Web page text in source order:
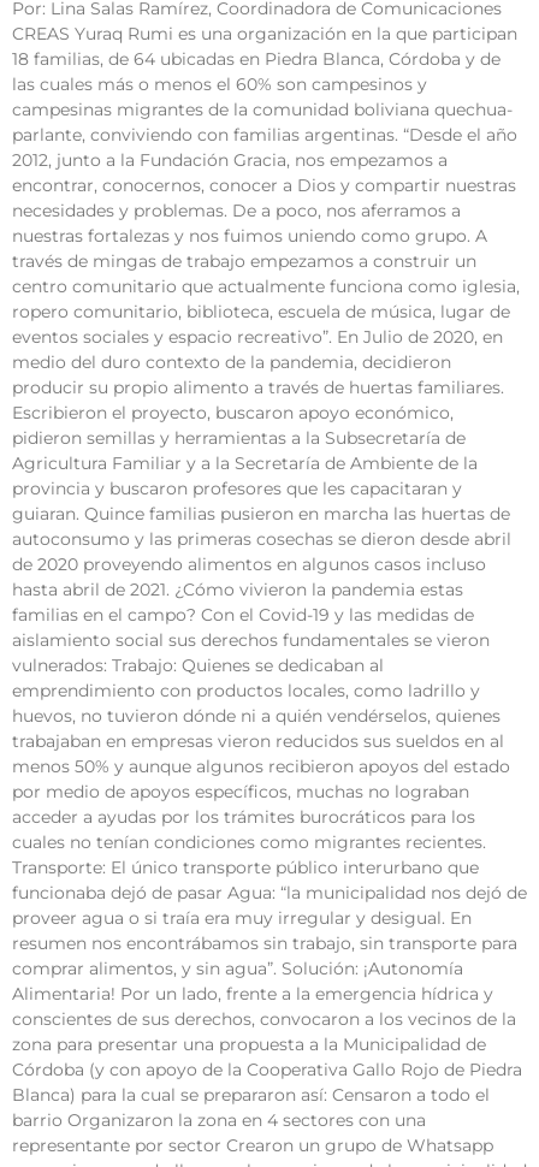
Por: Lina Salas Ramírez, Coordinadora de Comunicaciones
CREAS Yuraq Rumi es una organización en la que participan
18 familias, de 64 ubicadas en Piedra Blanca, Córdoba y de
las cuales más o menos el 60% son campesinos y
campesinas migrantes de la comunidad boliviana quechua-
parlante, conviviendo con familias argentinas. “Desde el año
2012, junto a la Fundación Gracia, nos empezamos a
encontrar, conocernos, conocer a Dios y compartir nuestras
necesidades y problemas. De a poco, nos aferramos a
nuestras fortalezas y nos fuimos uniendo como grupo. A
través de mingas de trabajo empezamos a construir un
centro comunitario que actualmente funciona como iglesia,
ropero comunitario, biblioteca, escuela de música, lugar de
eventos sociales y espacio recreativo”. En Julio de 2020, en
medio del duro contexto de la pandemia, decidieron
producir su propio alimento a través de huertas familiares.
Escribieron el proyecto, buscaron apoyo económico,
pidieron semillas y herramientas a la Subsecretaría de
Agricultura Familiar y a la Secretaría de Ambiente de la
provincia y buscaron profesores que les capacitaran y
guiaran. Quince familias pusieron en marcha las huertas de
autoconsumo y las primeras cosechas se dieron desde abril
de 2020 proveyendo alimentos en algunos casos incluso
hasta abril de 2021. ¿Cómo vivieron la pandemia estas
familias en el campo? Con el Covid-19 y las medidas de
aislamiento social sus derechos fundamentales se vieron
vulnerados: Trabajo: Quienes se dedicaban al
emprendimiento con productos locales, como ladrillo y
huevos, no tuvieron dónde ni a quién vendérselos, quienes
trabajaban en empresas vieron reducidos sus sueldos en al
menos 50% y aunque algunos recibieron apoyos del estado
por medio de apoyos específicos, muchas no lograban
acceder a ayudas por los trámites burocráticos para los
cuales no tenían condiciones como migrantes recientes.
Transporte: El único transporte público interurbano que
funcionaba dejó de pasar Agua: “la municipalidad nos dejó de
proveer agua o si traía era muy irregular y desigual. En
resumen nos encontrábamos sin trabajo, sin transporte para
comprar alimentos, y sin agua”. Solución: ¡Autonomía
Alimentaria! Por un lado, frente a la emergencia hídrica y
conscientes de sus derechos, convocaron a los vecinos de la
zona para presentar una propuesta a la Municipalidad de
Córdoba (y con apoyo de la Cooperativa Gallo Rojo de Piedra
Blanca) para la cual se prepararon así: Censaron a todo el
barrio Organizaron la zona en 4 sectores con una
representante por sector Crearon un grupo de Whatsapp